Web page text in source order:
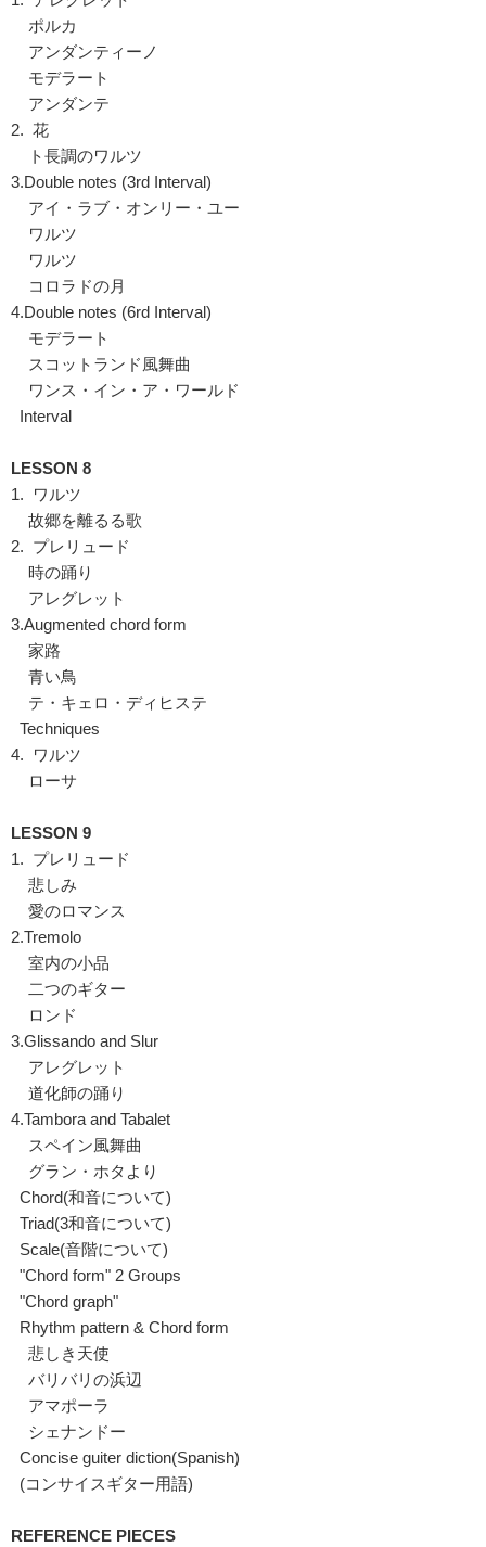
ポルカ
アンダンティーノ
モデラート
アンダンテ
2. 花
ト長調のワルツ
3.Double notes (3rd Interval)
アイ・ラブ・オンリー・ユー
ワルツ
ワルツ
コロラドの月
4.Double notes (6rd Interval)
モデラート
スコットランド風舞曲
ワンス・イン・ア・ワールド
Interval
LESSON 8
1. ワルツ
故郷を離るる歌
2. プレリュード
時の踊り
アレグレット
3.Augmented chord form
家路
青い鳥
テ・キェロ・ディヒステ
Techniques
4. ワルツ
ローサ
LESSON 9
1. プレリュード
悲しみ
愛のロマンス
2.Tremolo
室内の小品
二つのギター
ロンド
3.Glissando and Slur
アレグレット
道化師の踊り
4.Tambora and Tabalet
スペイン風舞曲
グラン・ホタより
Chord(和音について)
Triad(3和音について)
Scale(音階について)
"Chord form" 2 Groups
"Chord graph"
Rhythm pattern & Chord form
悲しき天使
バリバリの浜辺
アマポーラ
シェナンドー
Concise guiter diction(Spanish)
(コンサイスギター用語)
REFERENCE PIECES